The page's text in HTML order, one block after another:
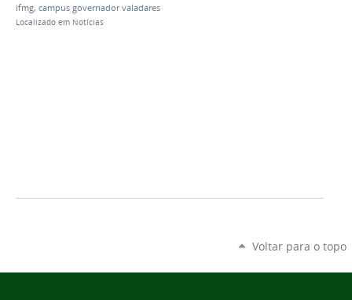
ifmg, campus governador valadares
Localizado em Notícias
Voltar para o topo